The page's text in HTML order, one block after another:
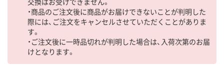
・商品のご注文後に商品がお届けできないことが判明した
際には、ご注文をキャンセルさせていただくことがありま
す。
・ご注文後に一時品切れが判明した場合は、入荷次第のお届
けとなります。